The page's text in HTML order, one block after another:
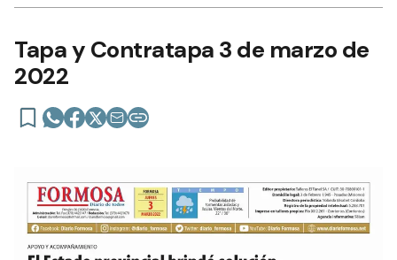
Tapa y Contratapa 3 de marzo de
2022